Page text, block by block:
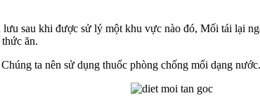
sau khi được sử lý một khu vực nào đó, Mối tái lại
ăn.
ta nên sử dụng thuốc phòng chống mối dạng nước.